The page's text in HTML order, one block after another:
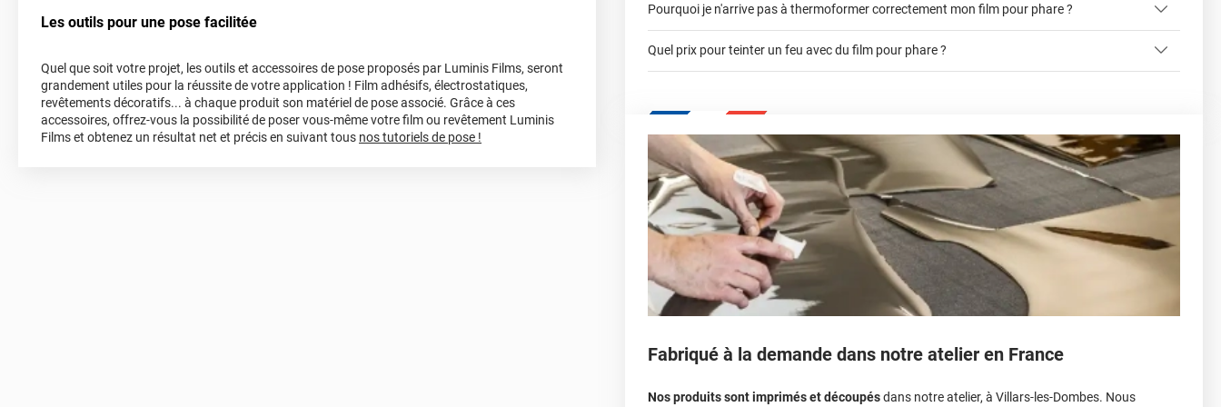
Les outils pour une pose facilitée
Quel que soit votre projet, les outils et accessoires de pose proposés par Luminis Films, seront
grandement utiles pour la réussite de votre application ! Film adhésifs, électrostatiques,
revêtements décoratifs... à chaque produit son matériel de pose associé. Grâce à ces
accessoires, offrez-vous la possibilité de poser vous-même votre film ou revêtement Luminis
Films et obtenez un résultat net et précis en suivant tous nos tutoriels de pose !
est propre. Par contre, il se raye vraiment trop vite malgré l'utilisation d'une raclette
plastique avec feutrine. En prenant le gris le plus clair possible le feu parait noir presque
opaque, c'est dommage.
au décapeur, il s'est déchiré directement.
tutoriel notice de pose
Pourquoi je n'arrive pas à thermoformer correctement mon film pour phare ?
Quel prix pour teinter un feu avec du film pour phare ?
Fabriqué à la demande dans notre atelier en France
Nos produits sont imprimés et découpésdans notre atelier, à Villars-les-Dombes. Nous